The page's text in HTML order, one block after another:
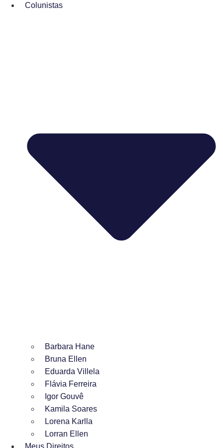
Colunistas
Barbara Hane
Bruna Ellen
Eduarda Villela
Flávia Ferreira
Igor Gouvê
Kamila Soares
Lorena Karlla
Lorran Ellen